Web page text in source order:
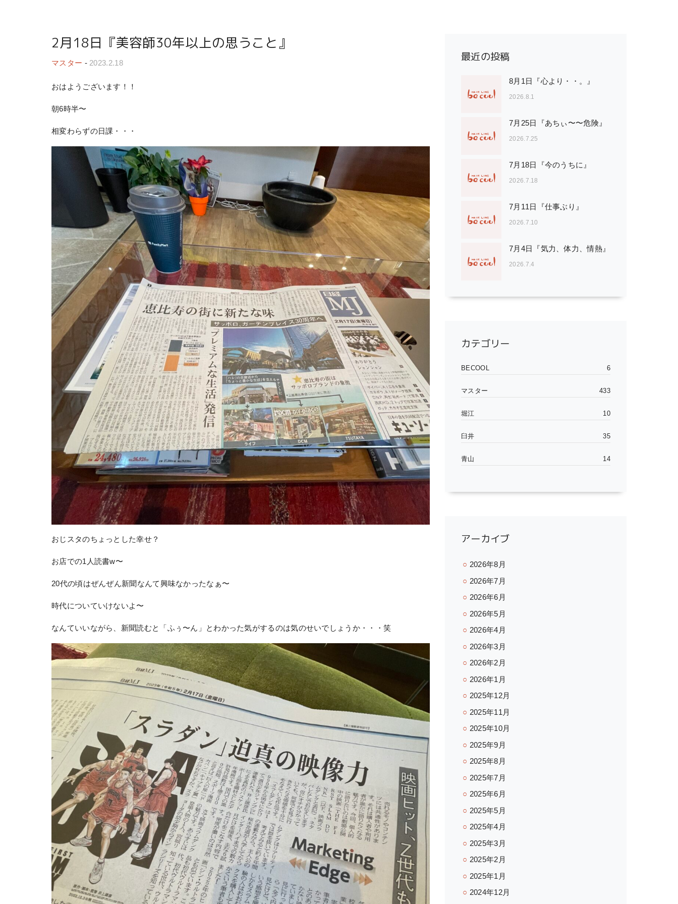
2月18日『美容師30年以上の思うこと』
マスター - 2023.2.18
おはようございます！！
朝6時半〜
相変わらずの日課・・・
おじスタのちょっとした幸せ？
お店での1人読書w〜
20代の頃はぜんぜん新聞なんて興味なかったなぁ〜
時代についていけないよ〜
なんていいながら、新聞読むと「ふぅ〜ん」とわかった気がするのは気のせいでしょうか・・・笑
最近の投稿
8月1日『心より・・。』
2026.8.1
7月25日『あちぃ〜〜危険』
2026.7.25
7月18日『今のうちに』
2026.7.18
7月11日『仕事ぶり』
2026.7.10
7月4日『気力、体力、情熱』
2026.7.4
カテゴリー
BECOOL 6
マスター 433
堀江 10
臼井 35
青山 14
アーカイブ
2026年8月
2026年7月
2026年6月
2026年5月
2026年4月
2026年3月
2026年2月
2026年1月
2025年12月
2025年11月
2025年10月
2025年9月
2025年8月
2025年7月
2025年6月
2025年5月
2025年4月
2025年3月
2025年2月
2025年1月
2024年12月